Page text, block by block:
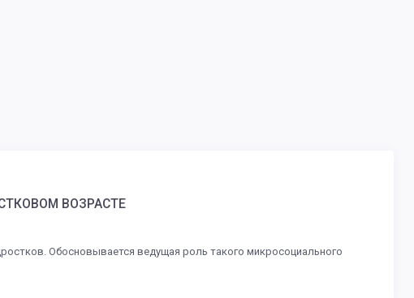
ВОЗРАСТЕ
Обосновывается ведущая роль такого микросоциального